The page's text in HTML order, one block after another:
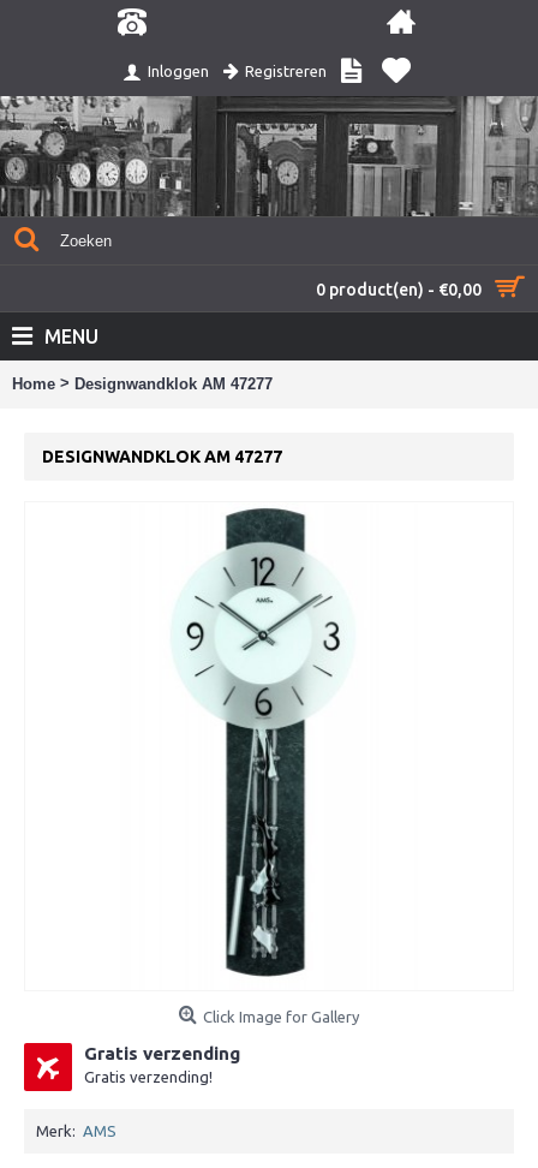
Inloggen Registreren
0 product(en) - €0,00
MENU
Home > Designwandklok AM 47277
DESIGNWANDKLOK AM 47277
Click Image for Gallery
Gratis verzending
Gratis verzending!
Merk: AMS